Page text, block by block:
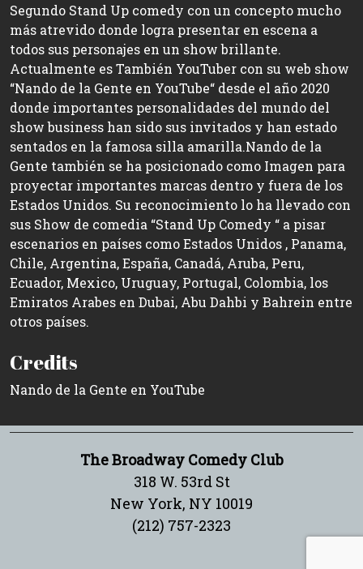
Segundo Stand Up comedy con un concepto mucho
más atrevido donde logra presentar en escena a
todos sus personajes en un show brillante. ​
Actualmente es También YouTuber con su web show
“Nando de la Gente en YouTube“ desde el año 2020
donde importantes personalidades del mundo del
show business han sido sus invitados y han estado
sentados en la famosa silla amarilla. ​ Nando de la
Gente también se ha posicionado como Imagen para
proyectar importantes marcas dentro y fuera de los
Estados Unidos. Su reconocimiento lo ha llevado con
sus Show de comedia “Stand Up Comedy “ a pisar
escenarios en países como Estados Unidos , Panama,
Chile, Argentina, España, Canadá, Aruba, Peru,
Ecuador, Mexico, Uruguay, Portugal, Colombia, los
Emiratos Arabes en Dubai, Abu Dahbi y Bahrein entre
otros países.
Credits
Nando de la Gente en YouTube
The Broadway Comedy Club
318 W. 53rd St
New York, NY 10019
(212) 757-2323